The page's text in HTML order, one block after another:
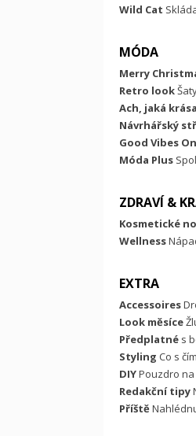
Wild Cat
MÓDA
Merry
Retro look
Ach, jaká
Návrhářský
Good Vibes
Móda Plus
ZDRAVÍ &
Kosmetické
Wellness
EXTRA
Accessoires
Look měsíce
Předplatné s
Styling Co s
DIYPouzdro
Redakční tipy
Příště